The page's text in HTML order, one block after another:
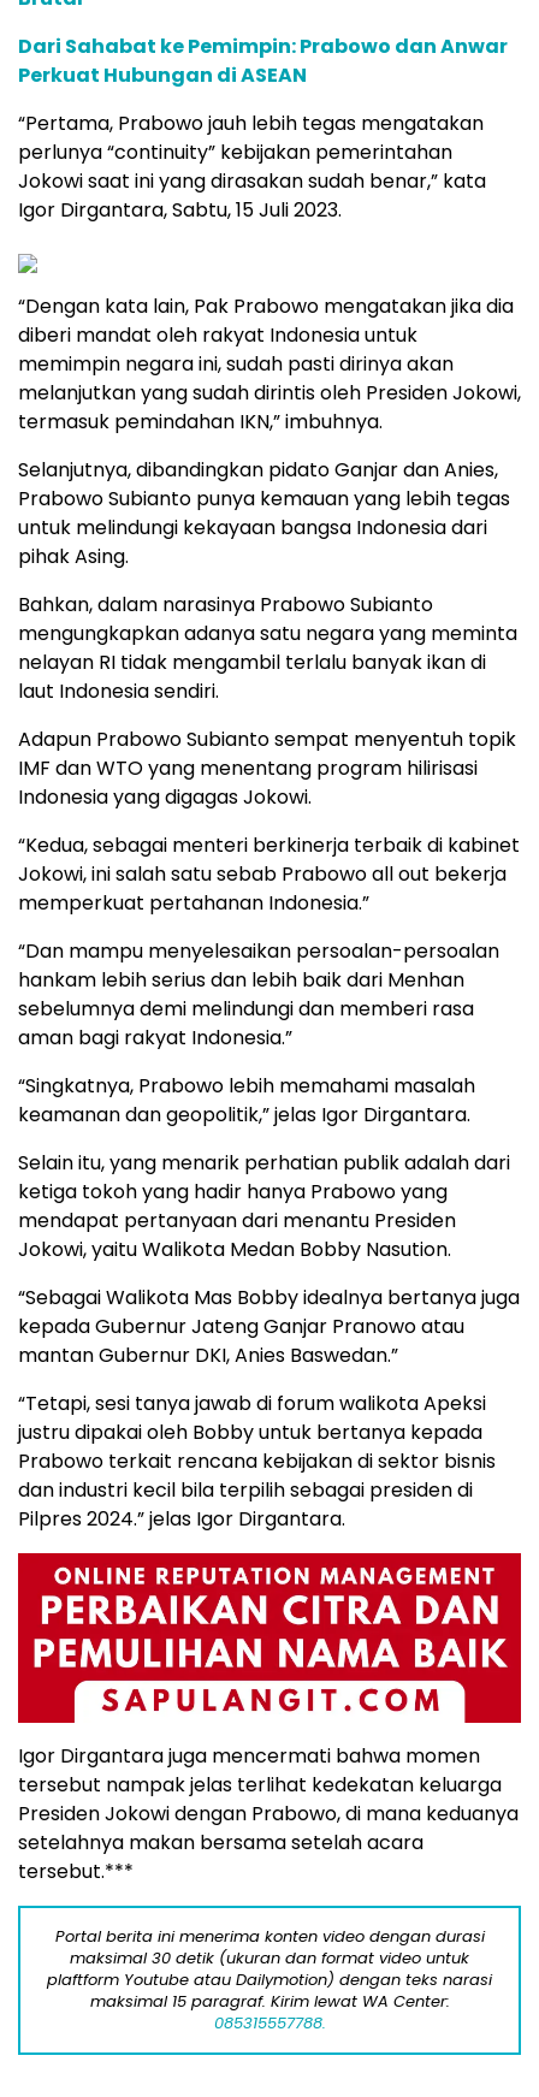
Dari Sahabat ke Pemimpin: Prabowo dan Anwar
Perkuat Hubungan di ASEAN
“Pertama, Prabowo jauh lebih tegas mengatakan
perlunya “continuity” kebijakan pemerintahan
Jokowi saat ini yang dirasakan sudah benar,” kata
Igor Dirgantara, Sabtu, 15 Juli 2023.
“Dengan kata lain, Pak Prabowo mengatakan jika dia
diberi mandat oleh rakyat Indonesia untuk
memimpin negara ini, sudah pasti dirinya akan
melanjutkan yang sudah dirintis oleh Presiden Jokowi,
termasuk pemindahan IKN,” imbuhnya.
Selanjutnya, dibandingkan pidato Ganjar dan Anies,
Prabowo Subianto punya kemauan yang lebih tegas
untuk melindungi kekayaan bangsa Indonesia dari
pihak Asing.
Bahkan, dalam narasinya Prabowo Subianto
mengungkapkan adanya satu negara yang meminta
nelayan RI tidak mengambil terlalu banyak ikan di
laut Indonesia sendiri.
Adapun Prabowo Subianto sempat menyentuh topik
IMF dan WTO yang menentang program hilirisasi
Indonesia yang digagas Jokowi.
“Kedua, sebagai menteri berkinerja terbaik di kabinet
Jokowi, ini salah satu sebab Prabowo all out bekerja
memperkuat pertahanan Indonesia.”
“Dan mampu menyelesaikan persoalan-persoalan
hankam lebih serius dan lebih baik dari Menhan
sebelumnya demi melindungi dan memberi rasa
aman bagi rakyat Indonesia.”
“Singkatnya, Prabowo lebih memahami masalah
keamanan dan geopolitik,” jelas Igor Dirgantara.
Selain itu, yang menarik perhatian publik adalah dari
ketiga tokoh yang hadir hanya Prabowo yang
mendapat pertanyaan dari menantu Presiden
Jokowi, yaitu Walikota Medan Bobby Nasution.
“Sebagai Walikota Mas Bobby idealnya bertanya juga
kepada Gubernur Jateng Ganjar Pranowo atau
mantan Gubernur DKI, Anies Baswedan.”
“Tetapi, sesi tanya jawab di forum walikota Apeksi
justru dipakai oleh Bobby untuk bertanya kepada
Prabowo terkait rencana kebijakan di sektor bisnis
dan industri kecil bila terpilih sebagai presiden di
Pilpres 2024.” jelas Igor Dirgantara.
Igor Dirgantara juga mencermati bahwa momen
tersebut nampak jelas terlihat kedekatan keluarga
Presiden Jokowi dengan Prabowo, di mana keduanya
setelahnya makan bersama setelah acara
tersebut.***
Portal berita ini menerima konten video dengan durasi
maksimal 30 detik (ukuran dan format video untuk
plaftform Youtube atau Dailymotion) dengan teks narasi
maksimal 15 paragraf. Kirim lewat WA Center:
085315557788.